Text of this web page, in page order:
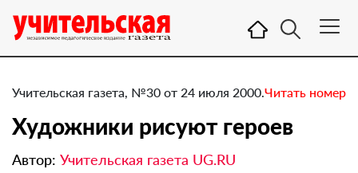
Учительская газета, №30 от 24 июля 2000.Читать номер
Художники рисуют героев
Автор: Учительская газета UG.RU